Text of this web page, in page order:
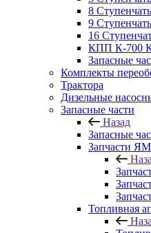
8
9
16
КПП К-700
Запасные
Комплекты
Трактора
Дизельные
Запасные части
Назад
Запасные
Запчасти
Топливная